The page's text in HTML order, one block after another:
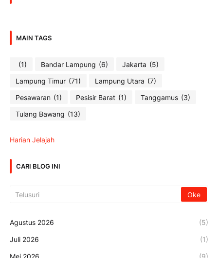
MAIN TAGS
(1) Bandar Lampung (6) Jakarta (5)
Lampung Timur (71) Lampung Utara (7)
Pesawaran (1) Pesisir Barat (1) Tanggamus (3)
Tulang Bawang (13)
Harian Jelajah
CARI BLOG INI
Agustus 2026 (5)
Juli 2026 (1)